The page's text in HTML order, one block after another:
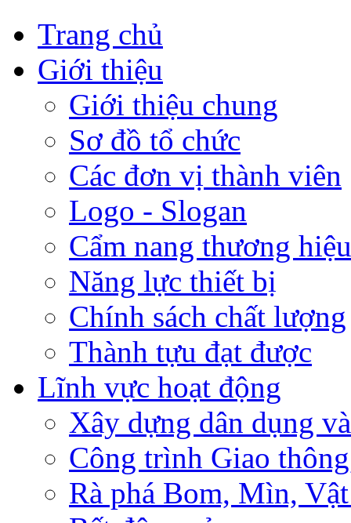
Trang chủ
Giới thiệu
Giới thiệu chung
Sơ đồ tổ chức
Các đơn vị thành viên
Logo - Slogan
Cẩm nang thương hiệu
Năng lực thiết bị
Chính sách chất lượng
Thành tựu đạt được
Lĩnh vực hoạt động
Xây dựng dân dụng
Công trình Giao
Rà phá Bom, Mìn,